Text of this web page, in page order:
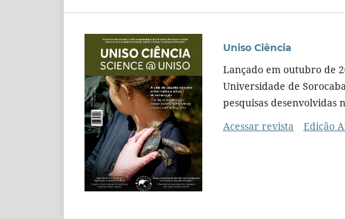
Uniso Ciência
Lançado em outubro de
Universidade de
pesquisas desenvolvidas
Acessar revista
Edição